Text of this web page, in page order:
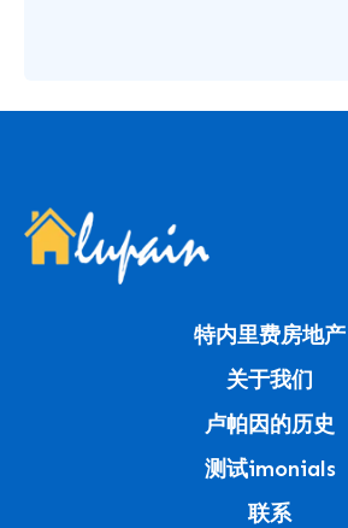
特内里费房地产
关于我们
卢帕因的历史
测试imonials
联系